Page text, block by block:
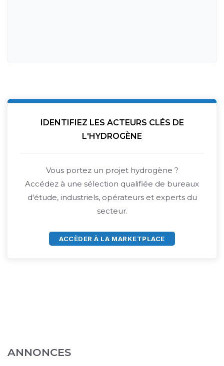
IDENTIFIEZ LES ACTEURS CLÉS DE
L'HYDROGÈNE
Vous portez un projet hydrogène ?
Accédez à une sélection qualifiée de bureaux
d'étude, industriels, opérateurs et experts du
secteur.
ACCÈDER À LA MARKETPLACE
ANNONCES